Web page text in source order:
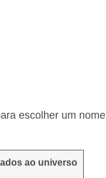
escolher um nome
ao universo